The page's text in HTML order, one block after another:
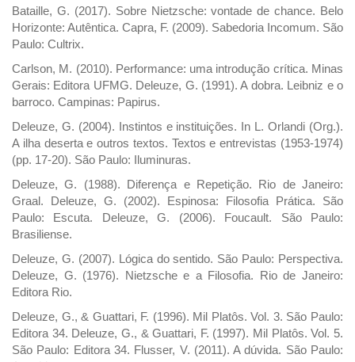
Bataille, G. (2017). Sobre Nietzsche: vontade de chance. Belo
Horizonte: Autêntica. Capra, F. (2009). Sabedoria Incomum. São
Paulo: Cultrix.
Carlson, M. (2010). Performance: uma introdução crítica. Minas
Gerais: Editora UFMG. Deleuze, G. (1991). A dobra. Leibniz e o
barroco. Campinas: Papirus.
Deleuze, G. (2004). Instintos e instituições. In L. Orlandi (Org.).
A ilha deserta e outros textos. Textos e entrevistas (1953-1974)
(pp. 17-20). São Paulo: Iluminuras.
Deleuze, G. (1988). Diferença e Repetição. Rio de Janeiro:
Graal. Deleuze, G. (2002). Espinosa: Filosofia Prática. São
Paulo: Escuta. Deleuze, G. (2006). Foucault. São Paulo:
Brasiliense.
Deleuze, G. (2007). Lógica do sentido. São Paulo: Perspectiva.
Deleuze, G. (1976). Nietzsche e a Filosofia. Rio de Janeiro:
Editora Rio.
Deleuze, G., & Guattari, F. (1996). Mil Platôs. Vol. 3. São Paulo:
Editora 34. Deleuze, G., & Guattari, F. (1997). Mil Platôs. Vol. 5.
São Paulo: Editora 34. Flusser, V. (2011). A dúvida. São Paulo: